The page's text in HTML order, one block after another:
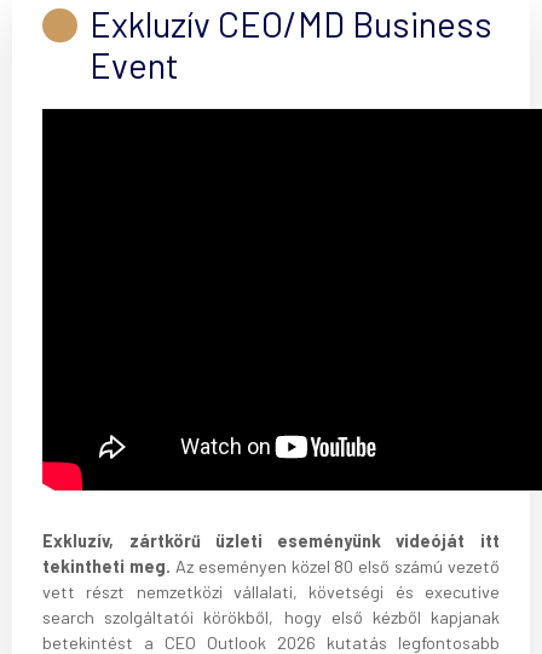
Exkluzív CEO/MD Business
Event
Exkluzív, zártkörű üzleti eseményünk videóját itt
tekintheti meg. Az eseményen közel 80 első számú vezető
vett részt nemzetközi vállalati, követségi és executive
search szolgáltatói körökből, hogy első kézből kapjanak
betekintést a CEO Outlook 2026 kutatás legfontosabb